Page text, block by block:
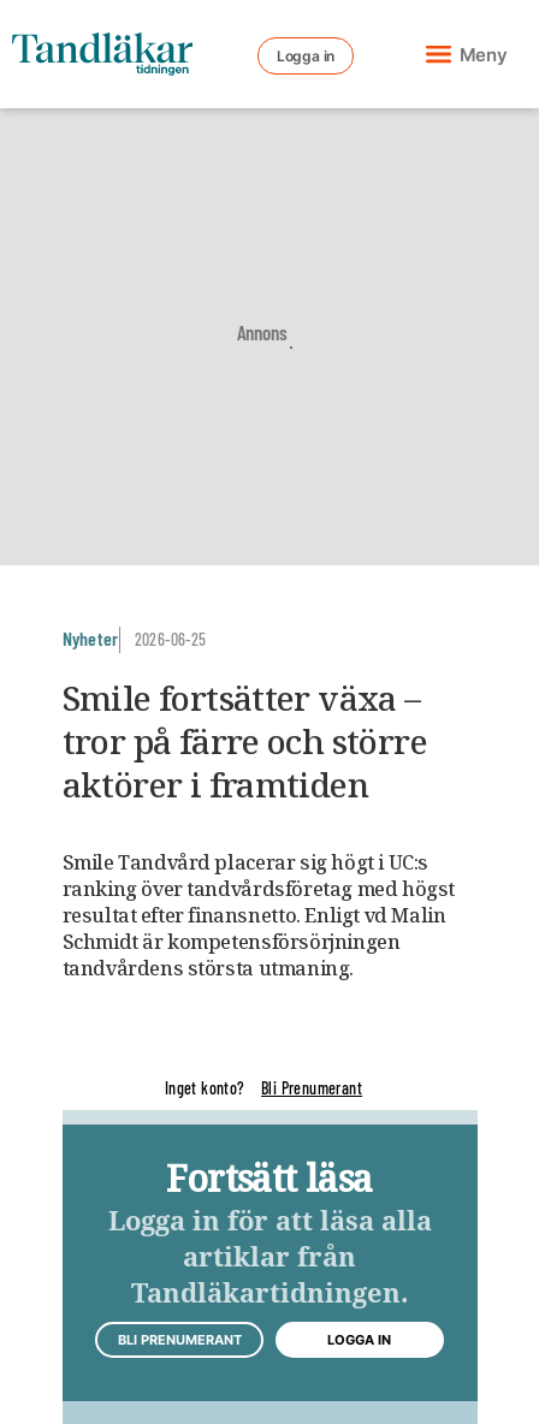
Logga in Meny
Annons
Nyheter 2026-06-25
Smile fortsätter växa –
tror på färre och större
aktörer i framtiden
Smile Tandvård placerar sig högt i UC:s
ranking över tandvårdsföretag med högst
resultat efter finansnetto. Enligt vd Malin
Schmidt är kompetensförsörjningen
tandvårdens största utmaning.
Inget konto? Bli Prenumerant
Fortsätt läsa
Logga in för att läsa alla
artiklar från
Tandläkartidningen.
BLI PRENUMERANT LOGGA IN